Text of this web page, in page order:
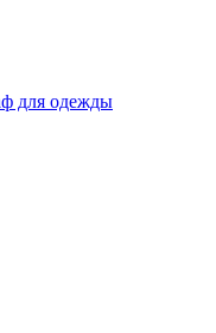
для одежды